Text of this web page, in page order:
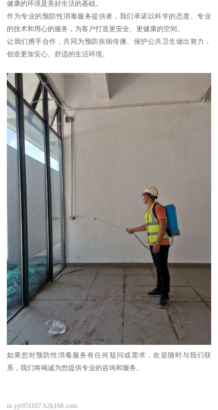
健康的环境是美好生活的基础。
作为专业的预防性消毒服务提供者，我们承诺以科学的态度、专业
的技术和用心的服务，为客户打造更安全、更健康的空间。
让我们携手合作，共同为预防疾病传播、保护公共卫生做出努力，
创造更加安心、舒适的生活环境。
如果您对预防性消毒服务有任何疑问或需求，欢迎随时与我们联
系，我们将竭诚为您提供专业的咨询和服务。
m.yjt951107.b2b168.com